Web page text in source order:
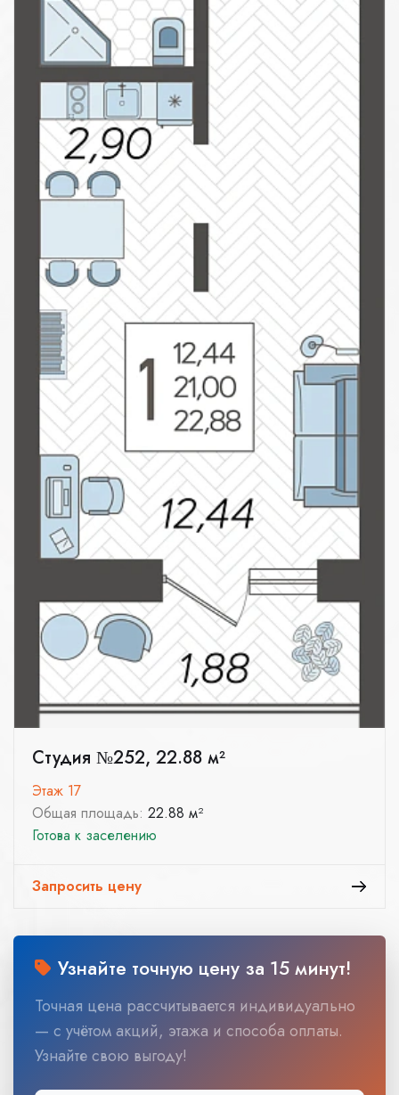
Студия №252, 22.88 м²
Этаж 17
Общая площадь: 22.88 м²
Готова к заселению
Запросить цену
Узнайте точную цену за 15 минут!
Точная цена рассчитывается индивидуально
— с учётом акций, этажа и способа оплаты.
Узнайте свою выгоду!